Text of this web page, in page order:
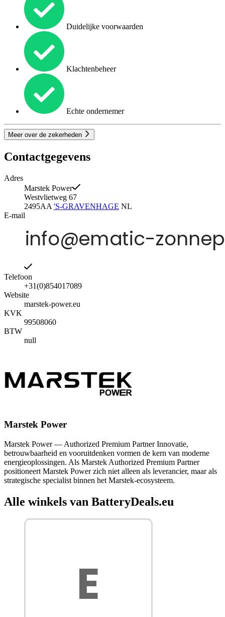
Duidelijke voorwaarden
Klachtenbeheer
Echte ondernemer
Meer over de zekerheden
Contactgegevens
Adres
Marstek Power
Westvlietweg 67
2495AA 'S-GRAVENHAGE NL
E-mail
Telefoon
+31(0)854017089
Website
marstek-power.eu
KVK
99508060
BTW
null
Marstek Power
Marstek Power — Authorized Premium Partner Innovatie,
betrouwbaarheid en vooruitdenken vormen de kern van moderne
energieoplossingen. Als Marstek Authorized Premium Partner
positioneert Marstek Power zich niet alleen als leverancier, maar als
strategische specialist binnen het Marstek-ecosysteem.
Alle winkels van BatteryDeals.eu